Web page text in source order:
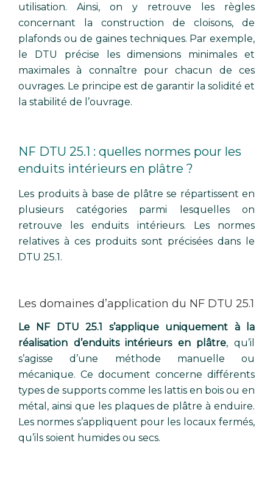
utilisation. Ainsi, on y retrouve les règles
concernant la construction de cloisons, de
plafonds ou de gaines techniques. Par exemple,
le DTU précise les dimensions minimales et
maximales à connaître pour chacun de ces
ouvrages. Le principe est de garantir la solidité et
la stabilité de l’ouvrage.
NF DTU 25.1 : quelles normes pour les
enduits intérieurs en plâtre ?
Les produits à base de plâtre se répartissent en
plusieurs catégories parmi lesquelles on
retrouve les enduits intérieurs. Les normes
relatives à ces produits sont précisées dans le
DTU 25.1.
Les domaines d’application du NF DTU 25.1
Le NF DTU 25.1 s’applique uniquement à la
réalisation d’enduits intérieurs en plâtre, qu’il
s’agisse d’une méthode manuelle ou
mécanique. Ce document concerne différents
types de supports comme les lattis en bois ou en
métal, ainsi que les plaques de plâtre à enduire.
Les normes s’appliquent pour les locaux fermés,
qu’ils soient humides ou secs.